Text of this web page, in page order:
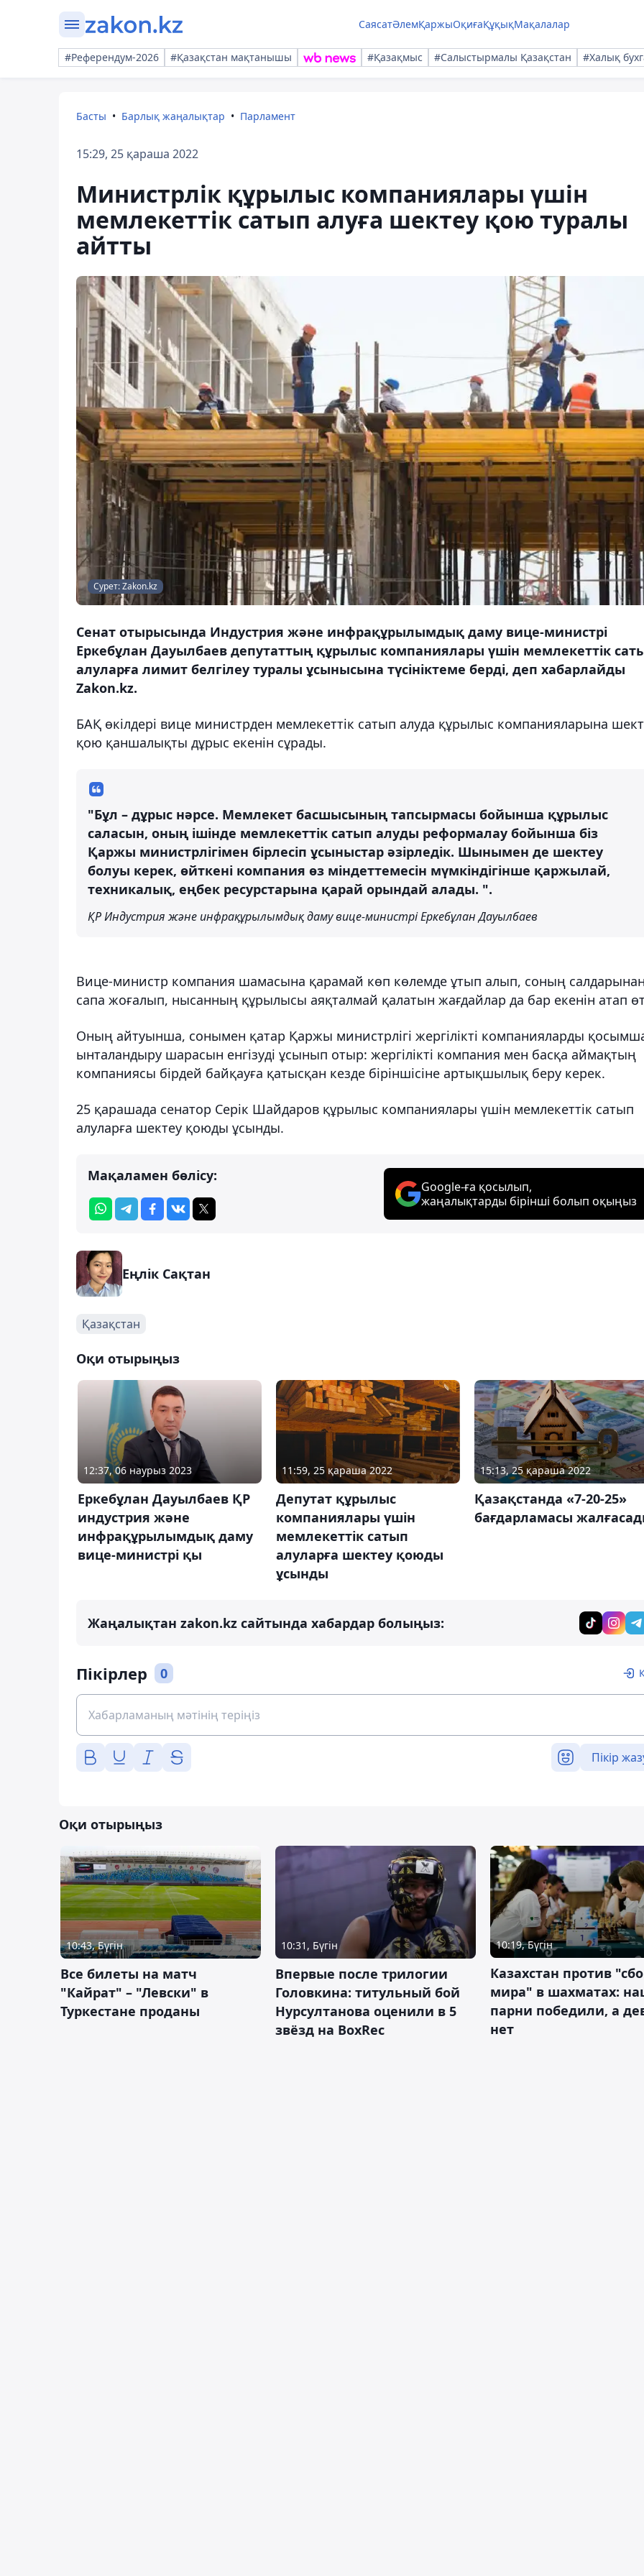
СаясатӘлемҚаржыОқиғаҚұқықМақалалар
#Референдум-2026 #Қазақстан мақтанышы #Қазақмыс #Салыстырмалы Қазақстан #Халық
Басты Барлық жаңалықтар Парламент
15:29, 25 қараша 2022
Министрлік құрылыс компаниялары үшін
мемлекеттік сатып алуға шектеу қою туралы
айтты
Сурет: Zakon.kz
Сенат отырысында Индустрия және инфрақұрылымдық даму вице-министрі
Еркебұлан Дауылбаев депутаттың құрылыс компаниялары үшін мемлекеттік
алуларға лимит белгілеу туралы ұсынысына түсініктеме берді, деп хабарлайды
Zakon.kz.
БАҚ өкілдері вице министрден мемлекеттік сатып алуда құрылыс компанияларына
қою қаншалықты дұрыс екенін сұрады.
"Бұл – дұрыс нәрсе. Мемлекет басшысының тапсырмасы бойынша құрылыс
саласын, оның ішінде мемлекеттік сатып алуды реформалау бойынша біз
Қаржы министрлігімен бірлесіп ұсыныстар әзірледік. Шынымен де шектеу
болуы керек, өйткені компания өз міндеттемесін мүмкіндігінше қаржылай,
техникалық, еңбек ресурстарына қарай орындай алады. ".
ҚР Индустрия және инфрақұрылымдық даму вице-министрі Еркебұлан Дауылбаев
Вице-министр компания шамасына қарамай көп көлемде ұтып алып, соның
сапа жоғалып, нысанның құрылысы аяқталмай қалатын жағдайлар да бар екенін атап
Оның айтуынша, сонымен қатар Қаржы министрлігі жергілікті компанияларды
ынталандыру шарасын енгізуді ұсынып отыр: жергілікті компания мен басқа аймақтың
компаниясы бірдей байқауға қатысқан кезде біріншісіне артықшылық беру керек.
25 қарашада сенатор Серік Шайдаров құрылыс компаниялары үшін мемлекеттік сатып
алуларға шектеу қоюды ұсынды.
Мақаламен бөлісу:
Google-ға қосылып,
жаңалықтарды бірінші болып оқыңыз
Еңлік Сақтан
Қазақстан
Оқи отырыңыз
12:37, 06 наурыз 2023
Еркебұлан Дауылбаев ҚР
индустрия және
инфрақұрылымдық даму
вице-министрі қы
11:59, 25 қараша 2022
Депутат құрылыс
компаниялары үшін
мемлекеттік сатып
алуларға шектеу қоюды
ұсынды
15:13, 25 қараша 2022
Қазақстанда «7-20-25»
бағдарламасы
Жаңалықтан zakon.kz сайтында хабардар болыңыз:
Пікірлер 0
Пікір
Оқи отырыңыз
10:43, Бүгін
Все билеты на матч
"Кайрат" – "Левски" в
Туркестане проданы
10:31, Бүгін
Впервые после трилогии
Головкина: титульный бой
Нурсултанова оценили в 5
звёзд на BoxRec
10:19, Бүгін
Казахстан против
мира" в шахматах:
парни победили, а
нет